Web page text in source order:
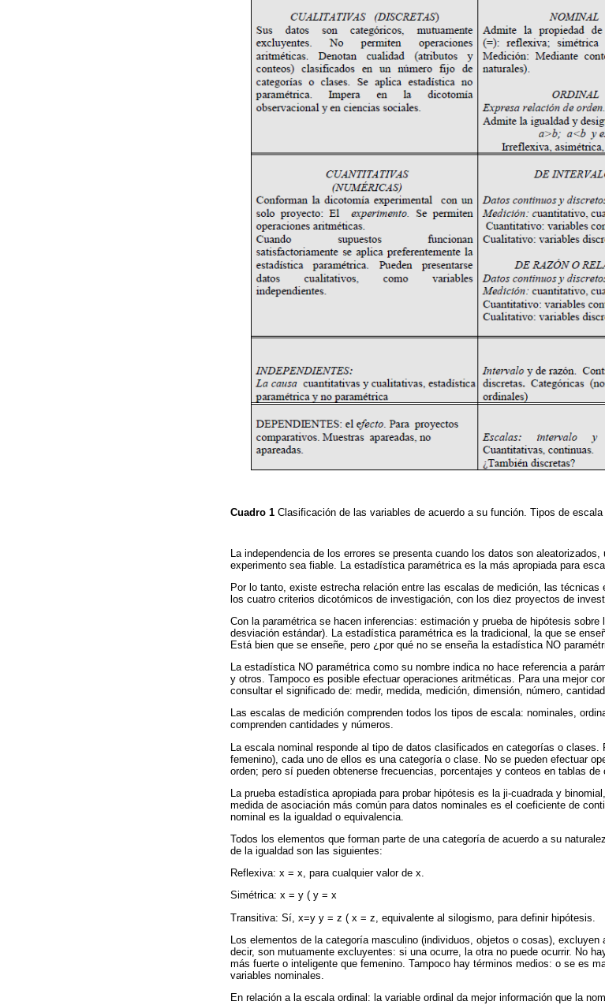
Cuadro 1 Clasificación de las variables de acuerdo a su función. Tipos de escala
La independencia de los errores se presenta cuando los datos son
experimento sea fiable. La estadística paramétrica es la más apropiada para
Por lo tanto, existe estrecha relación entre las escalas de medición, las
los cuatro criterios dicotómicos de investigación, con los diez proyectos de
Con la paramétrica se hacen inferencias: estimación y prueba de hipótesis
desviación estándar). La estadística paramétrica es la tradicional, la que se
Está bien que se enseñe, pero ¿por qué no se enseña la estadística NO
La estadística NO paramétrica como su nombre indica no hace referencia a
y otros. Tampoco es posible efectuar operaciones aritméticas. Para una mejor
consultar el significado de: medir, medida, medición, dimensión, número,
Las escalas de medición comprenden todos los tipos de escala: nominales,
comprenden cantidades y números.
La escala nominal responde al tipo de datos clasificados en categorías o
femenino), cada uno de ellos es una categoría o clase. No se pueden efectuar
orden; pero sí pueden obtenerse frecuencias, porcentajes y conteos en tablas de
La prueba estadística apropiada para probar hipótesis es la ji-cuadrada y
medida de asociación más común para datos nominales es el coeficiente de
nominal es la igualdad o equivalencia.
Todos los elementos que forman parte de una categoría de acuerdo a su
de la igualdad son las siguientes:
Reflexiva: x = x, para cualquier valor de x.
Simétrica: x = y ( y = x
Transitiva: Sí, x=y y = z ( x = z, equivalente al silogismo, para definir hipótesis.
Los elementos de la categoría masculino (individuos, objetos o cosas),
decir, son mutuamente excluyentes: si una ocurre, la otra no puede ocurrir. No
más fuerte o inteligente que femenino. Tampoco hay términos medios: o se es
variables nominales.
En relación a la escala ordinal: la variable ordinal da mejor información que la